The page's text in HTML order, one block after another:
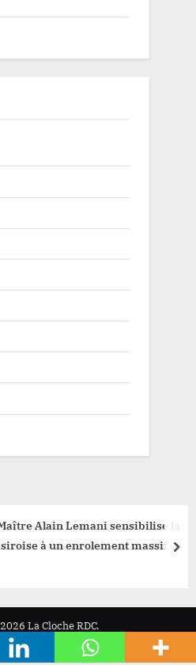
Alain Lemani sensibilise la
à un enrolement massif
La Cloche RDC.
News WordPress theme